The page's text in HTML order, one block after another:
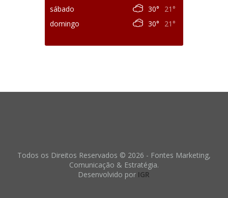
sábado
30°
21°
domingo
30° 21°
Todos os Direitos Reservados © 2026 - Fontes Marketing,
Comunicação & Estratégia.
Desenvolvido por IGR